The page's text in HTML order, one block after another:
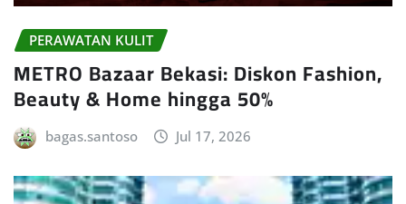
PERAWATAN KULIT
METRO Bazaar Bekasi: Diskon Fashion,
Beauty & Home hingga 50%
bagas.santoso Jul 17, 2026